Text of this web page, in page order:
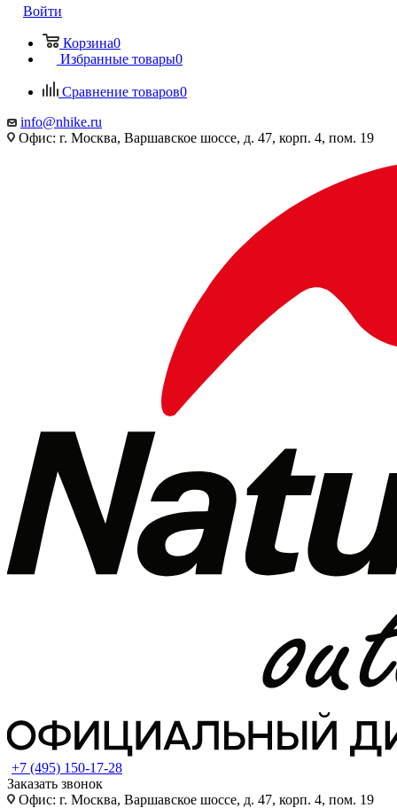
Войти
Корзина0
Избранные товары0
Сравнение товаров0
info@nhike.ru
Офис: г. Москва, Варшавское шоссе, д. 47, корп. 4, пом. 19
+7 (495) 150-17-28
Заказать звонок
Офис: г. Москва, Варшавское шоссе, д. 47, корп. 4, пом. 19